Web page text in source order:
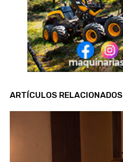
ARTÍCULOS RELACIONADOS